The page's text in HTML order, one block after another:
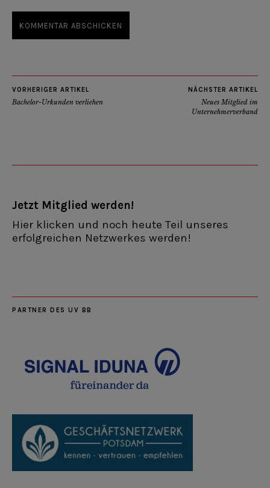
VORHERIGER ARTIKEL
Bachelor-Urkunden verliehen
NÄCHSTER ARTIKEL
Neues Mitglied im
Unternehmerverband
Jetzt Mitglied werden!
Hier klicken und noch heute Teil unseres
erfolgreichen Netzwerkes werden!
PARTNER DES UV BB